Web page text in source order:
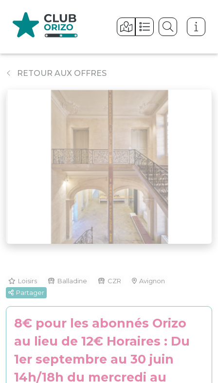
RETOUR AUX OFFRES
Loisirs Balladine CZR
Avignon
Partager
8€ pour les abonnés Orizo
au lieu de 12€ Horaires : Du
1er septembre au 30 juin
14h/18h du mercredi au